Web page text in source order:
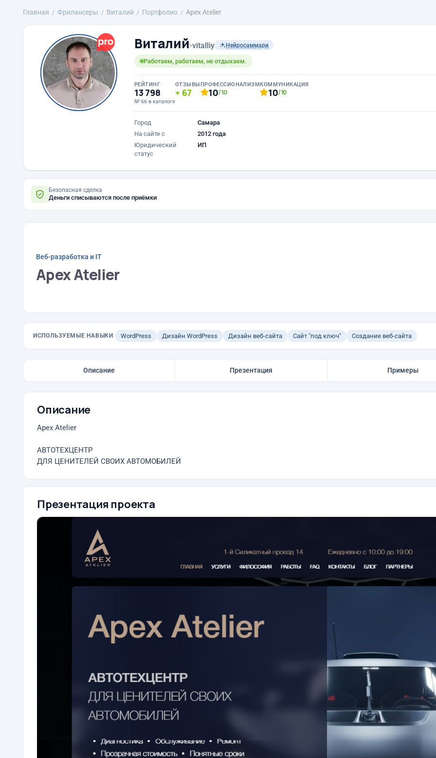
Главная Фрилансеры Виталий Портфолио Apex Atelier
Виталий›vitalliy Нейросаммари
Работаем, работаем, не отдыхаем.
РЕЙТИНГ
13 798
№ 66 в каталоге
ОТЗЫВЫ
67
ПРОФЕССИОНАЛИЗМ
10/10
КОММУНИКАЦИЯ
10/10
Город
Самара
На сайте с
2012 года
Юридический
статус
ИП
Безопасная сделка
Деньги списываются после приёмки
Веб-разработка и IT
Apex Atelier
ИСПОЛЬЗУЕМЫЕ НАВЫКИ WordPress Дизайн WordPress Дизайн веб-сайта Сайт "под ключ" Создание веб-сайта
Описание Презентация Примеры
Описание
Apex Atelier
АВТОТЕХЦЕНТР
ДЛЯ ЦЕНИТЕЛЕЙ СВОИХ АВТОМОБИЛЕЙ
Презентация проекта